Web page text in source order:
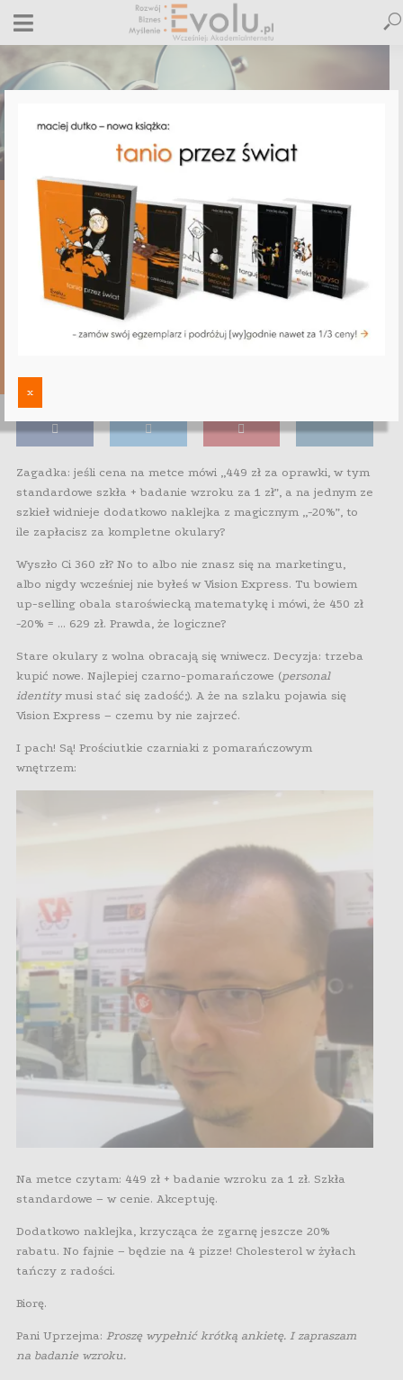
E-BIZNES E-MARKETING,ETYKA BIZNESU ,OBSŁUGA E-KLIENTA
Up-selling według Vision Express, czyli
jak obiecać klientowi 20% rabatu i
sprawić, by wydał… o 75% więcej
8 sierpnia 2014 7 komentarzy
Zagadka: jeśli cena na metce mówi „449 zł za oprawki, w tym
standardowe szkła + badanie wzroku za 1 zł”, a na jednym ze
szkieł widnieje dodatkowo naklejka z magicznym „-20%”, to
ile zapłacisz za kompletne okulary?
Wyszło Ci 360 zł? No to albo nie znasz się na marketingu,
albo nigdy wcześniej nie byłeś w Vision Express. Tu bowiem
up-selling obala staroświecką matematykę i mówi, że 450 zł
-20% = … 629 zł. Prawda, że logiczne?
Stare okulary z wolna obracają się wniwecz. Decyzja: trzeba
kupić nowe. Najlepiej czarno-pomarańczowe (personal
identity musi stać się zadość;). A że na szlaku pojawia się
Vision Express – czemu by nie zajrzeć.
I pach! Są! Prościutkie czarniaki z pomarańczowym
wnętrzem:
Na metce czytam: 449 zł + badanie wzroku za 1 zł. Szkła
standardowe – w cenie. Akceptuję.
Dodatkowo naklejka, krzycząca że zgarnę jeszcze 20%
rabatu. No fajnie – będzie na 4 pizze! Cholesterol w żyłach
tańczy z radości.
Biorę.
Pani Uprzejma: Proszę wypełnić krótką ankietę. I zapraszam
na badanie wzroku.
x